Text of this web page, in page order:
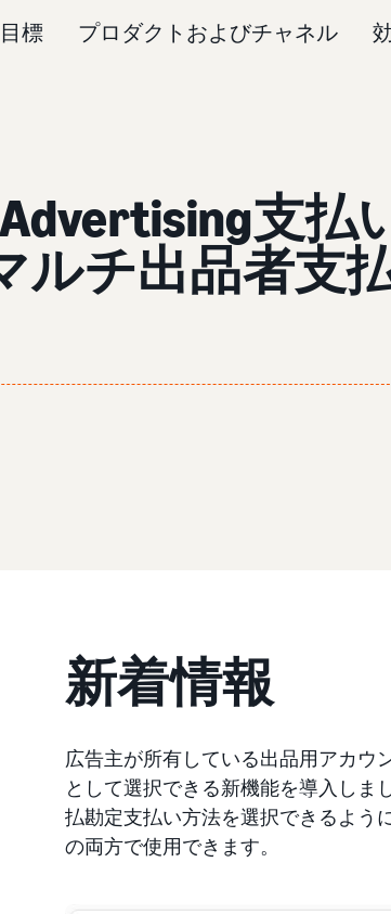
目標 プロダクトおよびチャネル
支払
ルチ出品者支
新着情報
広告主が所有している出品用アカウ
として選択できる新機能を導入しま
払勘定支払い方法を選択できるよう
の両方で使用できます。